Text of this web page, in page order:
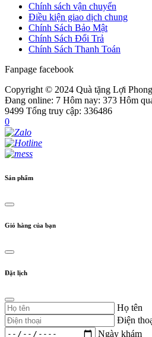
Chính sách vận chuyển
Điều kiện giao dịch chung
Chính Sách Bảo Mật
Chính Sách Đổi Trả
Chính Sách Thanh Toán
Fanpage facebook
Copyright © 2024 Quà tặng Lợi
Đang online: 7 Hôm nay: 373 Hôm
9499 Tổng truy cập: 336486
0
Sản phẩm
Giỏ hàng của bạn
Đặt lịch
Họ tên
Điện
Ngày khám